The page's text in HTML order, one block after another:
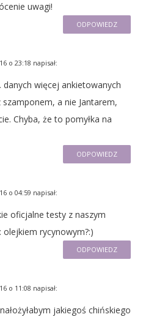
uwagi!
ODPOWIEDZ
o 23:18 napisał:
danych więcej ankietowanych
szamponem, a nie Jantarem,
Chyba, że to pomyłka na
ODPOWIEDZ
o 04:59 napisał:
oficjalne testy z naszym
olejkiem rycynowym?:)
ODPOWIEDZ
o 11:08 napisał:
jakiegoś chińskiego